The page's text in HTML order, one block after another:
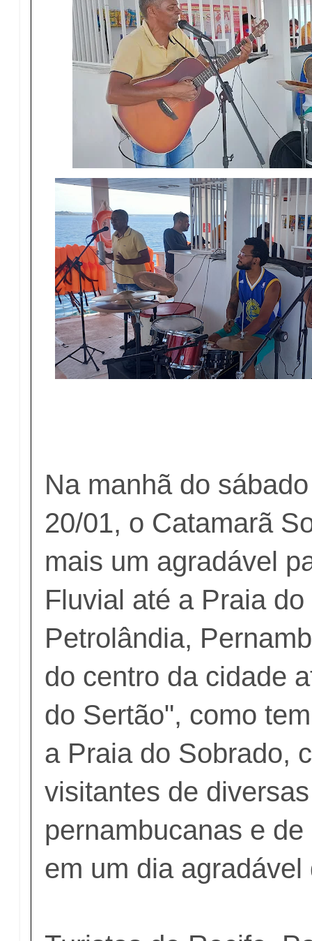
Na manhã do
20/01, o Catamarã
mais um agradável
Fluvial até a Praia
Petrolândia,
do centro da cidade
do Sertão", como
a Praia do Sobrado,
visitantes de
pernambucanas e
em um dia